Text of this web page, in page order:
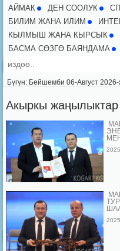
АЙМАК
ДЕН СООЛУК
БИЛИМ ЖАНА ИЛИМ
КЫЛМЫШ ЖАНА КЫРСЫК
БАСМА СӨЗГӨ БАЯНДАМА
Бүгүн: Бейшемби 06-Август
Акыркы жаңылыктар